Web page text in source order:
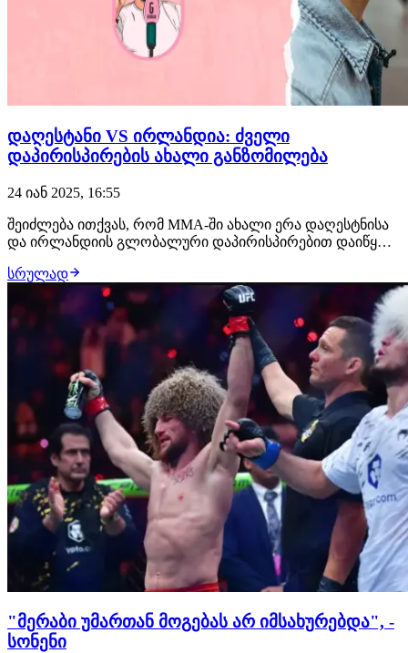
დაღესტანი VS ირლანდია: ძველი
დაპირისპირების ახალი განზომილება
24 იან 2025, 16:55
შეიძლება ითქვას, რომ MMA-ში ახალი ერა დაღესტნისა
და ირლანდიის გლობალური დაპირისპირებით დაიწყო,
მაკგრეგორმა UFC-ის მსუბუქი წონის ქამრისთვის
იბრძოლეს. ეს იყო უდიდესი დაპირისპირება, რომელმაც
MMA-ის პოპულარობა ათმაგად გაზარდა. მსოფლიოს
მასშტაბით…
სრულად
"მერაბი უმართან მოგებას არ იმსახურებდა", -
სონენი